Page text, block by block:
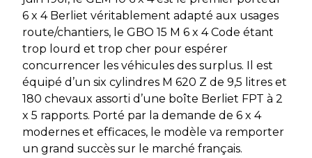
6 x 4 Berliet véritablement adapté aux usages
route/chantiers, le GBO 15 M 6 x 4 Code étant
trop lourd et trop cher pour espérer
concurrencer les véhicules des surplus. Il est
équipé d’un six cylindres M 620 Z de 9,5 litres et
180 chevaux assorti d’une boîte Berliet FPT à 2
x 5 rapports. Porté par la demande de 6 x 4
modernes et efficaces, le modèle va remporter
un grand succès sur le marché français.